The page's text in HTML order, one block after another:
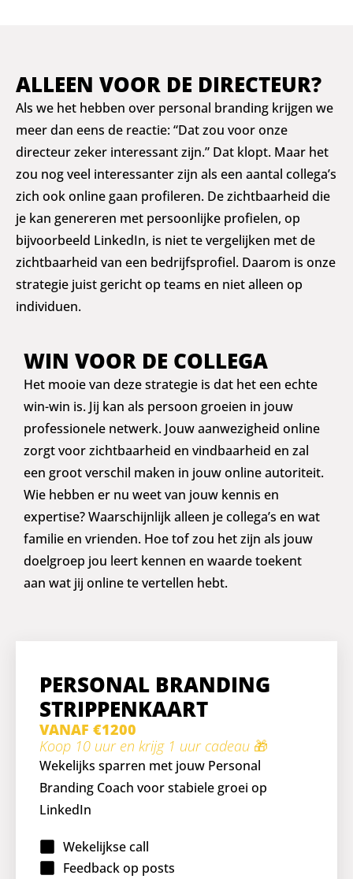
ALLEEN VOOR DE DIRECTEUR?
Als we het hebben over personal branding krijgen we
meer dan eens de reactie: “Dat zou voor onze
directeur zeker interessant zijn.” Dat klopt. Maar het
zou nog veel interessanter zijn als een aantal collega’s
zich ook online gaan profileren. De zichtbaarheid die
je kan genereren met persoonlijke profielen, op
bijvoorbeeld LinkedIn, is niet te vergelijken met de
zichtbaarheid van een bedrijfsprofiel. Daarom is onze
strategie juist gericht op teams en niet alleen op
individuen.
WIN VOOR DE COLLEGA
Het mooie van deze strategie is dat het een echte
win-win is. Jij kan als persoon groeien in jouw
professionele netwerk. Jouw aanwezigheid online
zorgt voor zichtbaarheid en vindbaarheid en zal
een groot verschil maken in jouw online autoriteit.
Wie hebben er nu weet van jouw kennis en
expertise? Waarschijnlijk alleen je collega’s en wat
familie en vrienden. Hoe tof zou het zijn als jouw
doelgroep jou leert kennen en waarde toekent
aan wat jij online te vertellen hebt.
PERSONAL BRANDING
STRIPPENKAART
VANAF €1200
Koop 10 uur en krijg 1 uur cadeau 🎁
Wekelijks sparren met jouw Personal
Branding Coach voor stabiele groei op
LinkedIn
Wekelijkse call
Feedback op posts